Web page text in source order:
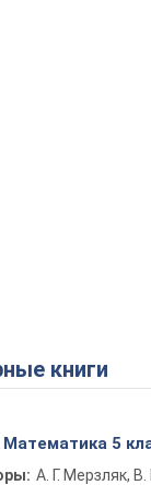
книги
5
А. Г. Мерзляк,